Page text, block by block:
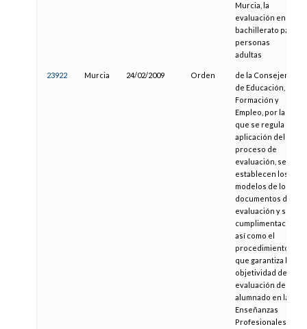
Murcia, la
evaluación en
bachillerato para
personas
adultas
23922 Murcia 24/02/2009 Orden
de la Consejería
de Educación,
Formación y
Empleo, por la
que se regula la
aplicación del
proceso de
evaluación, se
establecen los
modelos de los
documentos de
evaluación y su
cumplimentación
así como el
procedimiento
que garantiza la
objetividad de la
evaluación del
alumnado en las
Enseñanzas
Profesionales de